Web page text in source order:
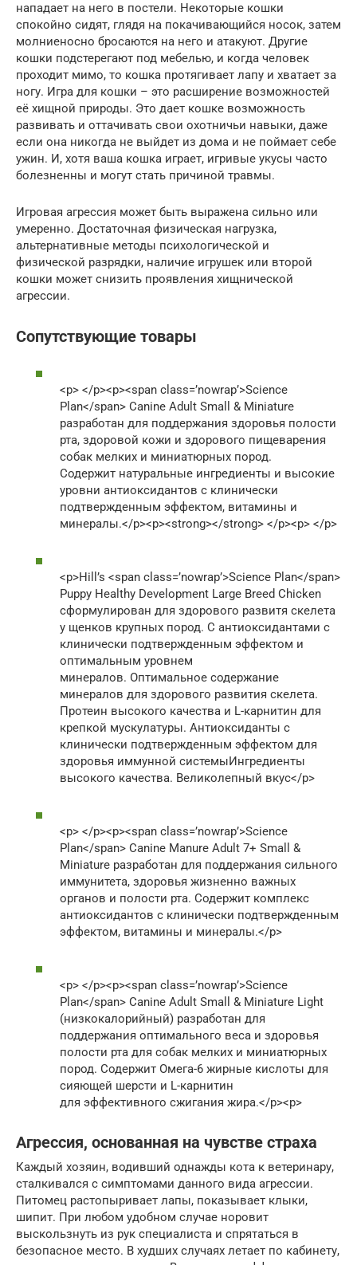
нападает на него в постели. Некоторые кошки
спокойно сидят, глядя на покачивающийся носок, затем
молниеносно бросаются на него и атакуют. Другие
кошки подстерегают под мебелью, и когда человек
проходит мимо, то кошка протягивает лапу и хватает за
ногу. Игра для кошки – это расширение возможностей
её хищной природы. Это дает кошке возможность
развивать и оттачивать свои охотничьи навыки, даже
если она никогда не выйдет из дома и не поймает себе
ужин. И, хотя ваша кошка играет, игривые укусы часто
болезненны и могут стать причиной травмы.
Игровая агрессия может быть выражена сильно или
умеренно. Достаточная физическая нагрузка,
альтернативные методы психологической и
физической разрядки, наличие игрушек или второй
кошки может снизить проявления хищнической
агрессии.
Сопутствующие товары
<p> </p><p><span class=’nowrap’>Science
Plan</span> Canine Adult Small & Miniature
разработан для поддержания здоровья полости
рта, здоровой кожи и здорового пищеварения
собак мелких и миниатюрных пород.
Содержит натуральные ингредиенты и высокие
уровни антиоксидантов с клинически
подтвержденным эффектом, витамины и
минералы.</p><p><strong></strong> </p><p> </p>
<p>Hill’s <span class=’nowrap’>Science Plan</span>
Puppy Healthy Development Large Breed Chicken
сформулирован для здорового развитя скелета
у щенков крупных пород. С антиоксидантами с
клинически подтвержденным эффектом и
оптимальным уровнем
минералов. Оптимальное содержание
минералов для здорового развития скелета.
Протеин высокого качества и L-карнитин для
крепкой мускулатуры. Антиоксиданты с
клинически подтвержденным эффектом для
здоровья иммунной системыИнгредиенты
высокого качества. Великолепный вкус</p>
<p> </p><p><span class=’nowrap’>Science
Plan</span> Canine Manure Adult 7+ Small &
Miniature разработан для поддержания сильного
иммунитета, здоровья жизненно важных
органов и полости рта. Содержит комплекс
антиоксидантов с клинически подтвержденным
эффектом, витамины и минералы.</p>
<p> </p><p><span class=’nowrap’>Science
Plan</span> Canine Adult Small & Miniature Light
(низкокалорийный) разработан для
поддержания оптимального веса и здоровья
полости рта для собак мелких и миниатюрных
пород. Содержит Омега-6 жирные кислоты для
сияющей шерсти и L-карнитин
для эффективного сжигания жира.</p><p>
Агрессия, основанная на чувстве страха
Каждый хозяин, водивший однажды кота к ветеринару,
сталкивался с симптомами данного вида агрессии.
Питомец растопыривает лапы, показывает клыки,
шипит. При любом удобном случае норовит
выскользнуть из рук специалиста и спрятаться в
безопасное место. В худших случаях летает по кабинету,